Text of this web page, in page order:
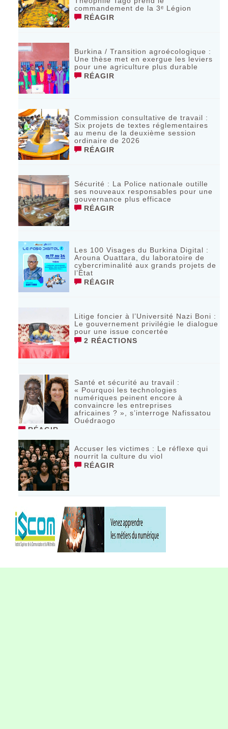
commandement de la 3ᵉ Légion
RÉAGIR
Burkina / Transition agroécologique :
Une thèse met en exergue les leviers
pour une agriculture plus durable
RÉAGIR
Commission consultative de travail :
Six projets de textes réglementaires
au menu de la deuxième session
ordinaire de 2026
RÉAGIR
Sécurité : La Police nationale outille
ses nouveaux responsables pour une
gouvernance plus efficace
RÉAGIR
Les 100 Visages du Burkina Digital :
Arouna Ouattara, du laboratoire de
cybercriminalité aux grands projets de
l’État
RÉAGIR
Litige foncier à l’Université Nazi Boni :
Le gouvernement privilégie le dialogue
pour une issue concertée
2 RÉACTIONS
Santé et sécurité au travail :
« Pourquoi les technologies
numériques peinent encore à
convaincre les entreprises
africaines ? », s’interroge Nafissatou
Ouédraogo
RÉAGIR
Accuser les victimes : Le réflexe qui
nourrit la culture du viol
RÉAGIR